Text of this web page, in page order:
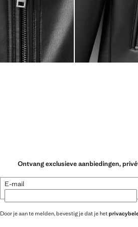
Ontvang exclusieve aanbiedingen,
E-mail
Door je aan te melden, bevestig je dat je het